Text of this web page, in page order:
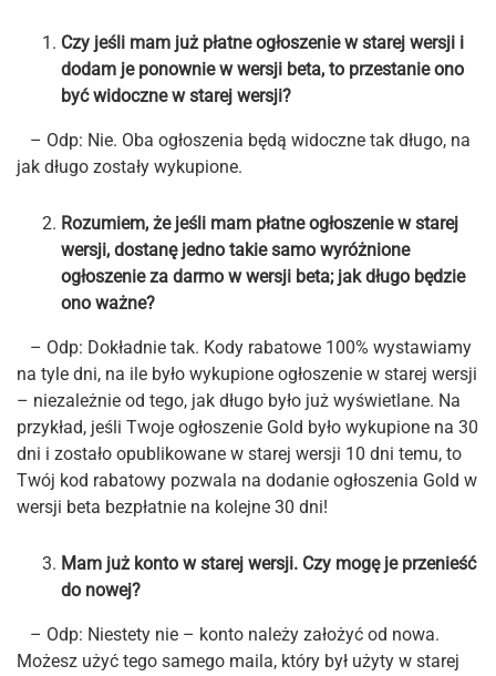
Czy jeśli mam już płatne ogłoszenie w starej wersji i
dodam je ponownie w wersji beta, to przestanie ono
być widoczne w starej wersji?
– Odp: Nie. Oba ogłoszenia będą widoczne tak długo, na
jak długo zostały wykupione.
Rozumiem, że jeśli mam płatne ogłoszenie w starej
wersji, dostanę jedno takie samo wyróżnione
ogłoszenie za darmo w wersji beta; jak długo będzie
ono ważne?
– Odp: Dokładnie tak. Kody rabatowe 100% wystawiamy
na tyle dni, na ile było wykupione ogłoszenie w starej wersji
– niezależnie od tego, jak długo było już wyświetlane. Na
przykład, jeśli Twoje ogłoszenie Gold było wykupione na 30
dni i zostało opublikowane w starej wersji 10 dni temu, to
Twój kod rabatowy pozwala na dodanie ogłoszenia Gold w
wersji beta bezpłatnie na kolejne 30 dni!
Mam już konto w starej wersji. Czy mogę je przenieść
do nowej?
– Odp: Niestety nie – konto należy założyć od nowa.
Możesz użyć tego samego maila, który był użyty w starej